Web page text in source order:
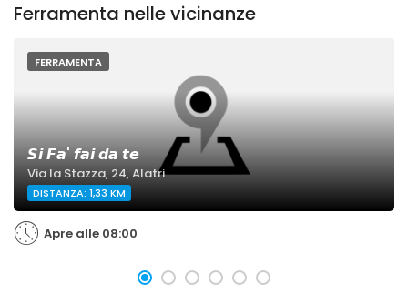
Ferramenta nelle vicinanze
FERRAMENTA
𝙎𝙞 𝙁𝙖' 𝙛𝙖𝙞 𝙙𝙖 𝙩𝙚
Via la Stazza, 24, Alatri
DISTANZA: 1,33 KM
Apre alle 08:00